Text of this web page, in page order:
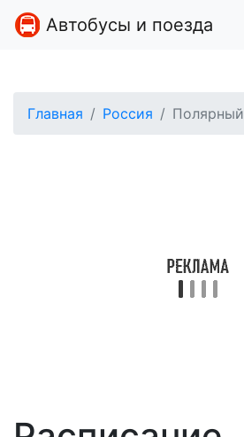
Автобусы и поезда
Главная Россия Полярный